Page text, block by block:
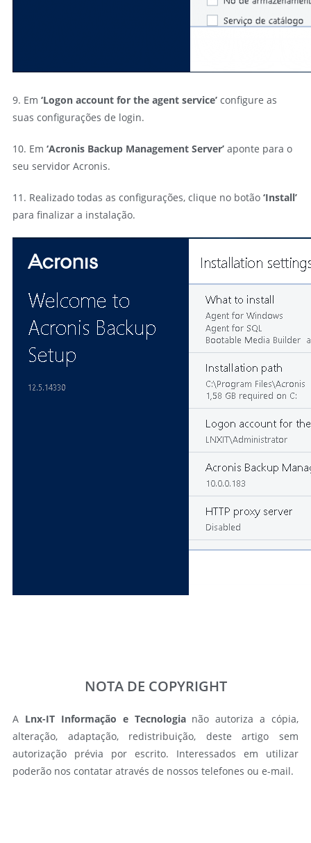
9. Em ‘Logon account for the agent service’ configure as
suas configurações de login.
10. Em ‘Acronis Backup Management Server’ aponte para o
seu servidor Acronis.
11. Realizado todas as configurações, clique no botão ‘Install’
para finalizar a instalação.
NOTA DE COPYRIGHT
A Lnx-IT Informação e Tecnologianão autoriza a cópia,
alteração, adaptação, redistribuição, deste artigo sem
autorização prévia por escrito. Interessados em utilizar
poderão nos contatar através de nossos telefones ou e-mail.